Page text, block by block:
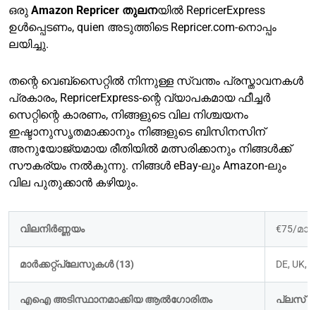
ഒരു Amazon Repricer തുലനയിൽ RepricerExpress
ഉൾപ്പെടണം, quien അടുത്തിടെ Repricer.com-നൊപ്പം
ലയിച്ചു.
തന്റെ വെബ്സൈറ്റിൽ നിന്നുള്ള സ്വന്തം പ്രസ്താവനകൾ
പ്രകാരം, RepricerExpress-ന്റെ വ്യാപകമായ ഫീച്ചർ
സെറ്റിന്റെ കാരണം, നിങ്ങളുടെ വില നിശ്ചയനം
ഇഷ്ടാനുസൃതമാക്കാനും നിങ്ങളുടെ ബിസിനസിന്
അനുയോജ്യമായ രീതിയിൽ മത്സരിക്കാനും നിങ്ങൾക്ക്
സൗകര്യം നൽകുന്നു. നിങ്ങൾ eBay-ലും Amazon-ലും
വില പുതുക്കാൻ കഴിയും.
വിലനിർണ്ണയം €75/
മാർക്കറ്റ്പ്ലേസുകൾ (13) DE, UK,
എഐ അടിസ്ഥാനമാക്കിയ ആൽഗോരിതം പ്ലസ്